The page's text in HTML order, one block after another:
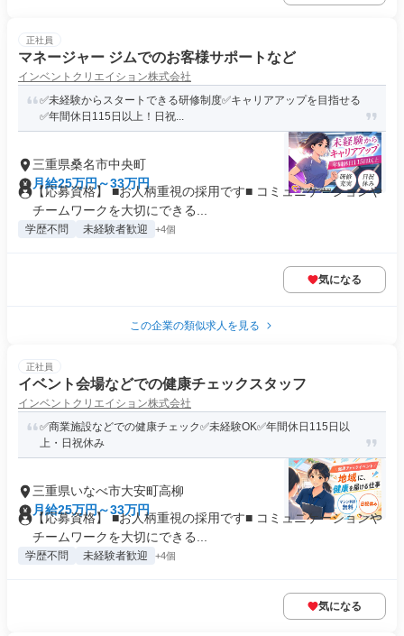
正社員
マネージャー ジムでのお客様サポートなど
インベントクリエイション株式会社
✅未経験からスタートできる研修制度✅️キャリアアップを目指せる
✅年間休日115日以上！日祝...
三重県桑名市中央町
月給25万円～33万円
【応募資格】 ■お人柄重視の採用です■ コミュニケーションや
チームワークを大切にできる...
学歴不問 未経験者歓迎 +4個
気になる
この企業の類似求人を見る
正社員
イベント会場などでの健康チェックスタッフ
インベントクリエイション株式会社
✅商業施設などでの健康チェック✅未経験OK✅年間休日115日以
上・日祝休み
三重県いなべ市大安町高柳
月給25万円～33万円
【応募資格】 ■お人柄重視の採用です■ コミュニケーションや
チームワークを大切にできる...
学歴不問 未経験者歓迎 +4個
気になる